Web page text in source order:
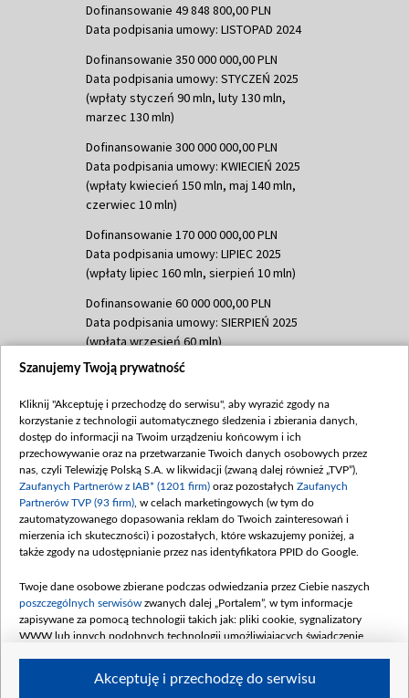
Dofinansowanie 49 848 800,00 PLN
Data podpisania umowy: LISTOPAD 2024
Dofinansowanie 350 000 000,00 PLN
Data podpisania umowy: STYCZEŃ 2025
(wpłaty styczeń 90 mln, luty 130 mln,
marzec 130 mln)
Dofinansowanie 300 000 000,00 PLN
Data podpisania umowy: KWIECIEŃ 2025
(wpłaty kwiecień 150 mln, maj 140 mln,
czerwiec 10 mln)
Dofinansowanie 170 000 000,00 PLN
Data podpisania umowy: LIPIEC 2025
(wpłaty lipiec 160 mln, sierpień 10 mln)
Dofinansowanie 60 000 000,00 PLN
Data podpisania umowy: SIERPIEŃ 2025
(wpłata wrzesień 60 mln)
Dofinansowanie 635 783 051,21 PLN
(wpłata wrzesień 100 mln, październik 350
mln, listopad 265 mln)
Dofinansowanie 48 862 000,00 PLN
Data podpisania umowy: GRUDZIEŃ 2025
(wpłata grudzień 60,548 mln)
Dofinansowanie 900 000 000,00 PLN
Data podpisania umowy: LUTY 2026 (wpłata
kwiecień 180 mln, 7 maja 180 mln, 8
czerwca 90 mln)
Dofinansowanie 250 000 000,00 PLN
4 sierpnia 250 mln
Szanujemy Twoją prywatność
Kliknij "Akceptuję i przechodzę do serwisu", aby wyrazić zgody na
korzystanie z technologii automatycznego śledzenia i zbierania danych,
dostęp do informacji na Twoim urządzeniu końcowym i ich
przechowywanie oraz na przetwarzanie Twoich danych osobowych przez
nas, czyli Telewizję Polską S.A. w likwidacji (zwaną dalej również „TVP”),
Zaufanych Partnerów z IAB* (1201 firm) oraz pozostałych Zaufanych
Partnerów TVP (93 firm) , w celach marketingowych (w tym do
zautomatyzowanego dopasowania reklam do Twoich zainteresowań i
mierzenia ich skuteczności) i pozostałych, które wskazujemy poniżej, a
także zgody na udostępnianie przez nas identyfikatora PPID do Google.
Twoje dane osobowe zbierane podczas odwiedzania przez Ciebie naszych
poszczególnych serwisów zwanych dalej „Portalem”, w tym informacje
zapisywane za pomocą technologii takich jak: pliki cookie, sygnalizatory
WWW lub innych podobnych technologii umożliwiających świadczenie
Akceptuję i przechodzę do serwisu